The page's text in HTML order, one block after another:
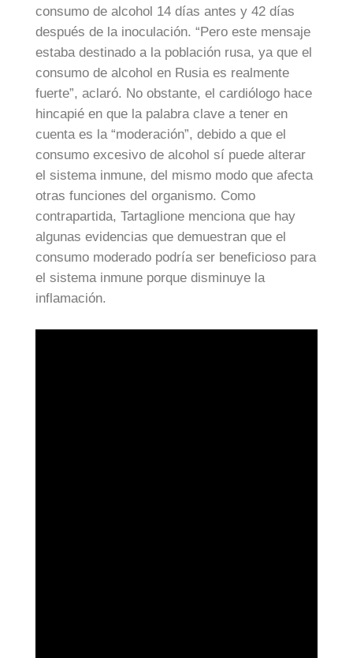
consumo de alcohol 14 días antes y 42 días
después de la inoculación. “Pero este mensaje
estaba destinado a la población rusa, ya que el
consumo de alcohol en Rusia es realmente
fuerte”, aclaró. No obstante, el cardiólogo hace
hincapié en que la palabra clave a tener en
cuenta es la “moderación”, debido a que el
consumo excesivo de alcohol sí puede alterar
el sistema inmune, del mismo modo que afecta
otras funciones del organismo. Como
contrapartida, Tartaglione menciona que hay
algunas evidencias que demuestran que el
consumo moderado podría ser beneficioso para
el sistema inmune porque disminuye la
inflamación.